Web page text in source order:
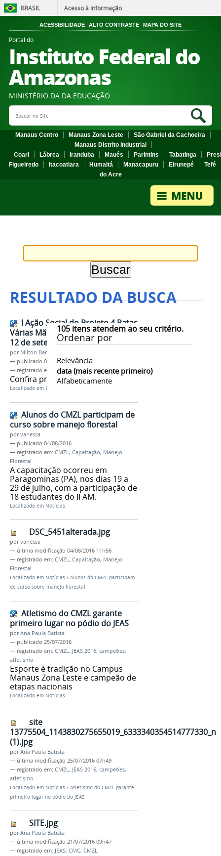
BRASIL Acesso à informação
ACESSIBILIDADE ALTO CONTRASTE MAPA DO SITE
Portal do
Instituto Federal do
Amazonas
MINISTÉRIO DA DA EDUCAÇÃO
Search Site
Manaus Centro Manaus Zona Leste
São Gabriel da Cachoeira
Manaus Distrito Industrial
Coari
Lábrea Iranduba Maués Parintins Tabatinga
Figueiredo
Itacoatiara Humaitá Manacapuru Eirunepé
Tefé
do Acre
RESULTADO DA BUSCA
105itens atendem ao seu critério.
Ordenar por
Relevância
data (mais recente primeiro)
Alfabeticamente
I Ação Social do Projeto 4 Patas
Várias Mãos Amigas acontece dia
12 de setembro no IFAM CMZL
por Milton Barros
— publicado 09/09/2016
— registrado em:
CMZL, Medicina Veterinária
Confira programação
Localizado em EVENTOS
Alunos do CMZL participam de
curso sobre manejo florestal
porvanessa
— publicado 04/08/2016
— registrado em: CMZL , Capaitação, Manejo
Florestal
A capacitação ocorreu em
Paragominas (PA), nos dias 19 a
29 de julho, com a participação de
18 estudantes do IFAM.
Localizado em Notícias
DSC_5451alterada.jpg
porvanessa
— última modificação 04/08/2016 11h56
— registrado em: CMZL, Capaitação, Manejo
Florestal
Localizado em Notícias / Alunos do CMZL participam
de curso sobre manejo florestal
Atletismo do CMZL garante
primeiro lugar no pódio do JEAS
porAna Paula Batista
— publicado 25/07/2016
— registrado em: CMZL, JEAS 2016, campeões,
atletismo
Esporte é tradição no Campus
Manaus Zona Leste e campeão de
etapas nacionais
Localizado em Notícias
site
13775504_1143830275655019_6333340354514777330_n
(1).jpg
porAna Paula Batista
— última modificação 25/07/2016 07h49
— registrado em: CMZL , JEAS 2016, campeões,
atletismo
Localizado em Notícias / Atletismo do CMZL garante
primeiro lugar no pódio do JEAS
SITE.jpg
porAna Paula Batista
— última modificação 21/07/2016 09h47
— registrado em: JEAS, CMC, CMZL